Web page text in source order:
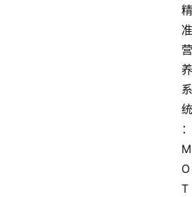
精
准
营
养
系
统
：
M
O
T